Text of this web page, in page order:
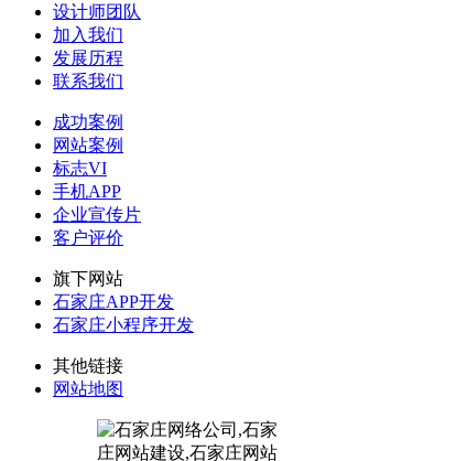
设计师团队
加入我们
发展历程
联系我们
成功案例
网站案例
标志VI
手机APP
企业宣传片
客户评价
旗下网站
石家庄APP开发
石家庄小程序开发
其他链接
网站地图